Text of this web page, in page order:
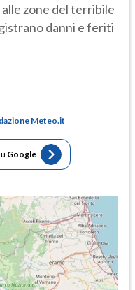
zone del terribile
danni e feriti
Meteo.it
Google